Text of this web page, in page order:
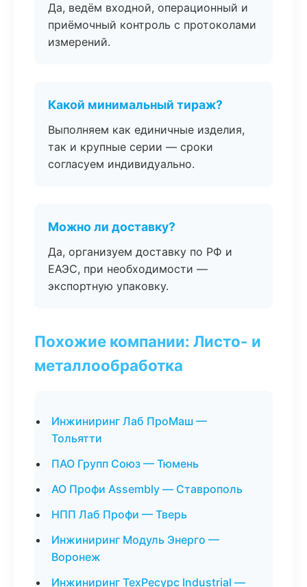
Да, ведём входной, операционный и
приёмочный контроль с протоколами
измерений.
Какой минимальный тираж?
Выполняем как единичные изделия,
так и крупные серии — сроки
согласуем индивидуально.
Можно ли доставку?
Да, организуем доставку по РФ и
ЕАЭС, при необходимости —
экспортную упаковку.
Похожие компании: Листо- и
металлообработка
Инжиниринг Лаб ПроМаш —
Тольятти
ПАО Групп Союз — Тюмень
АО Профи Assembly — Ставрополь
НПП Лаб Профи — Тверь
Инжиниринг Модуль Энерго —
Воронеж
Инжиниринг ТехРесурс Industrial —